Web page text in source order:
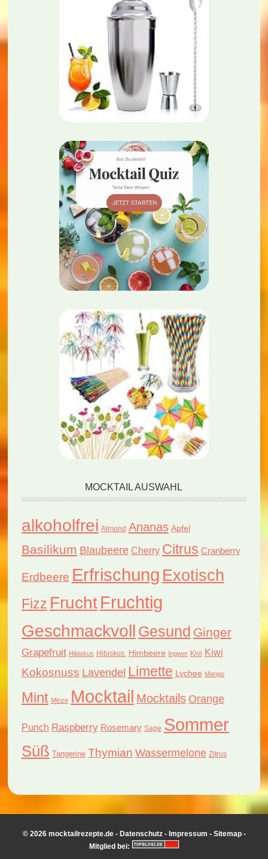
MOCKTAIL AUSWAHL
alkoholfrei Almond Ananas Apfel
Basilikum Blaubeere Cherry Citrus Cranberry
Erdbeere Erfrischung Exotisch
Fizz FruchtFruchtig
Geschmackvoll Gesund Ginger
Grapefruit Hibiskus Hibiskus. Himbeere Ingwer Kivi Kiwi
Kokosnuss Lavendel Limette Lychee Mango
Mint Minze Mocktail Mocktails Orange
Punch Raspberry Rosemary Sage Sommer
Süß Tangerine Thymian Wassermelone Zitrus
© 2026 mocktailrezepte.de - Datenschutz- Impressum - Sitemap-
Mitglied bei: